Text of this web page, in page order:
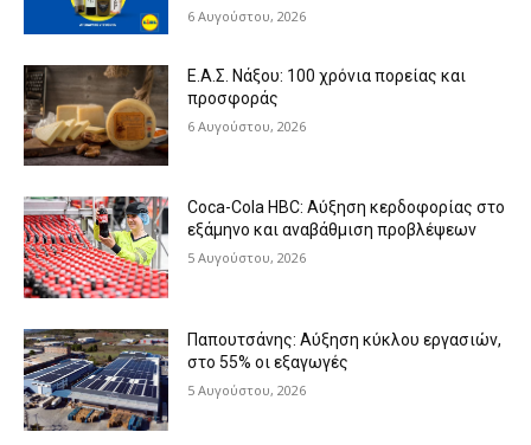
6 Αυγούστου, 2026
Ε.Α.Σ. Νάξου: 100 χρόνια πορείας και
προσφοράς
6 Αυγούστου, 2026
Coca-Cola HBC: Αύξηση κερδοφορίας στο
εξάμηνο και αναβάθμιση προβλέψεων
5 Αυγούστου, 2026
Παπουτσάνης: Αύξηση κύκλου εργασιών,
στο 55% οι εξαγωγές
5 Αυγούστου, 2026